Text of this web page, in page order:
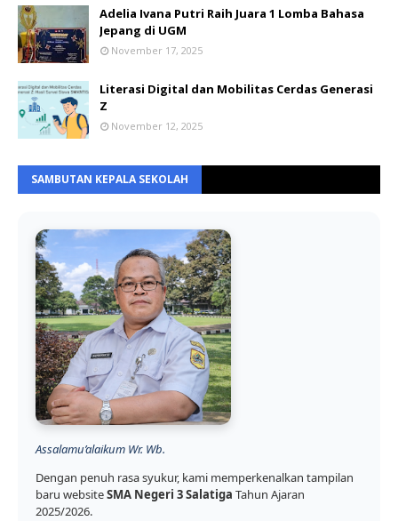
Adelia Ivana Putri Raih Juara 1 Lomba Bahasa
Jepang di UGM
November 17, 2025
Literasi Digital dan Mobilitas Cerdas Generasi
Z
November 12, 2025
SAMBUTAN KEPALA SEKOLAH
Assalamu’alaikum Wr. Wb.
Dengan penuh rasa syukur, kami memperkenalkan tampilan
baru websiteSMA Negeri 3 Salatiga Tahun Ajaran
2025/2026.